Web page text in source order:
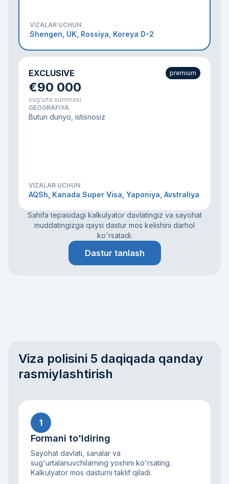
VIZALAR UCHUN
Shengen, UK, Rossiya, Koreya D-2
EXCLUSIVE premium
€90 000
sug'urta summasi
GEOGRAFIYA
Butun dunyo, istisnosiz
VIZALAR UCHUN
AQSh, Kanada Super Visa, Yaponiya, Avstraliya
Sahifa tepasidagi kalkulyator davlatingiz va sayohat
muddatingizga qaysi dastur mos kelishini darhol
ko'rsatadi.
Dastur tanlash
Viza polisini 5 daqiqada qanday
rasmiylashtirish
1
Formani to'ldiring
Sayohat davlati, sanalar va
sug'urtalanuvchilarning yoshini ko'rsating.
Kalkulyator mos dasturni taklif qiladi.